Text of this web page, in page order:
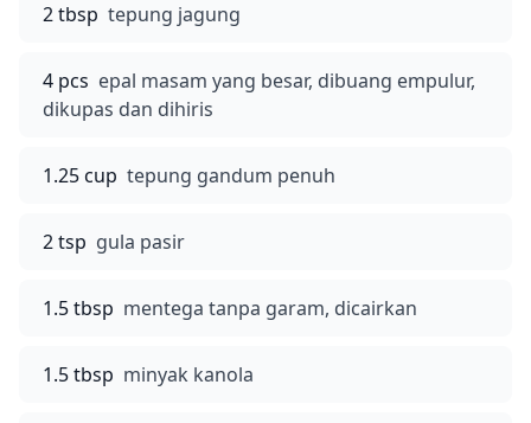
2 tbsp tepung jagung
4 pcs epal masam yang besar, dibuang empulur,
dikupas dan dihiris
1.25 cup tepung gandum penuh
2 tsp gula pasir
1.5 tbsp mentega tanpa garam, dicairkan
1.5 tbsp minyak kanola